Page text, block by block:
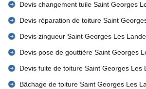
Devis changement tuile Saint Georges
Devis réparation de toiture Saint
Devis zingueur Saint Georges Les
Devis pose de gouttière Saint Georges
Devis fuite de toiture Saint Georges Les
Bâchage de toiture Saint Georges Les